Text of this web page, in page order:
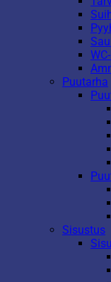
Puutarha
Sisustus